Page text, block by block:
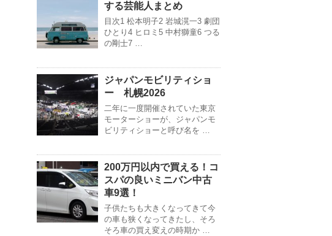
する芸能人まとめ
目次1 松本明子2 岩城滉一3 劇団
ひとり4 ヒロミ5 中村獅童6 つる
の剛士7 …
ジャパンモビリティショ
ー 札幌2026
二年に一度開催されていた東京
モーターショーが、ジャパンモ
ビリティショーと呼び名を …
200万円以内で買える！コ
スパの良いミニバン中古
車9選！
子供たちも大きくなってきて今
の車も狭くなってきたし、そろ
そろ車の買え変えの時期か …